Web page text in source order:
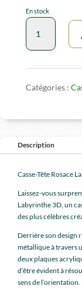
En stock
quantité
Casse-
labyrinthe
Catégories :
Description
Casse-Tête Rosace
Laissez-vous
Labyrinthe 3D, un
des plus célèbres
Derrière son design
métallique à travers
deux plaques
d’être évident à
sens de l’orientation.